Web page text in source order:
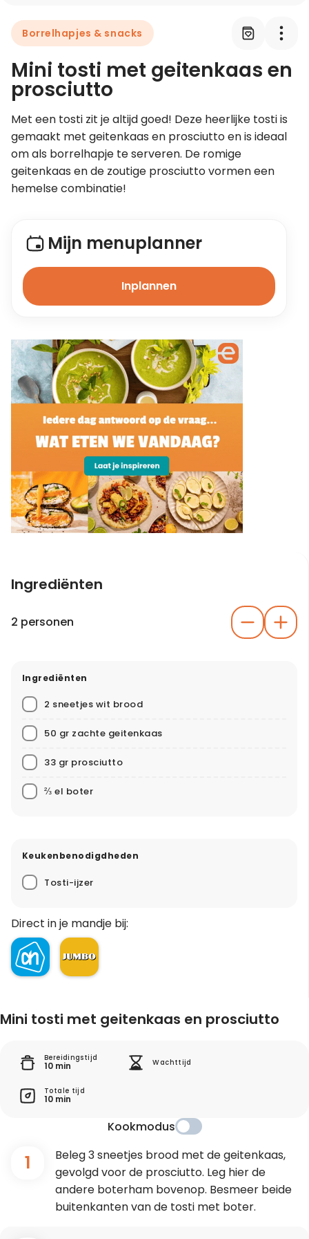
Leer koken als een chef
Kooktips & blogs
Borrelhapjes & snacks
Mini tosti met geitenkaas en
prosciutto
Met een tosti zit je altijd goed! Deze heerlijke tosti is
gemaakt met geitenkaas en prosciutto en is ideaal
om als borrelhapje te serveren. De romige
geitenkaas en de zoutige prosciutto vormen een
hemelse combinatie!
Mijn menuplanner
Inplannen
Ingrediënten
2 personen
Ingrediënten
2 sneetjes wit brood
50 gr zachte geitenkaas
33 gr prosciutto
⅔ el boter
Keukenbenodigdheden
Tosti-ijzer
Direct in je mandje bij:
Mini tosti met geitenkaas en prosciutto
Bereidingstijd
10 min Wachttijd
Totale tijd
10 min
Kookmodus
1
Beleg 3 sneetjes brood met de geitenkaas,
gevolgd voor de prosciutto. Leg hier de
andere boterham bovenop. Besmeer beide
buitenkanten van de tosti met boter.